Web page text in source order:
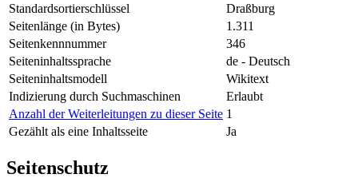
Standardsortierschlüssel
Draßburg
Seitenlänge (in Bytes)
1.311
Seitenkennnummer
346
Seiteninhaltssprache
de - Deutsch
Seiteninhaltsmodell
Wikitext
Indizierung durch Suchmaschinen
Erlaubt
Anzahl der Weiterleitungen zu dieser Seite 1
Gezählt als eine Inhaltsseite
Ja
Seitenschutz